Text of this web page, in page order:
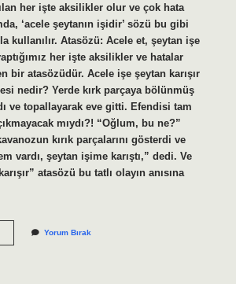
her işte aksilikler olur ve çok hata
‘acele şeytanın işidir’ sözü bu gibi
kullanılır. Atasözü: Acele et, şeytan işe
her işte aksilikler ve hatalar
bir atasözüdür. Acele işe şeytan karışır
nedir? Yerde kırk parçaya bölünmüş
ve topallayarak eve gitti. Efendisi tam
mıydı?! “Oğlum, bu ne?”
kırık parçalarını gösterdi ve
vardı, şeytan işime karıştı,” dedi. Ve
atasözü bu tatlı olayın anısına
Yorum Bırak